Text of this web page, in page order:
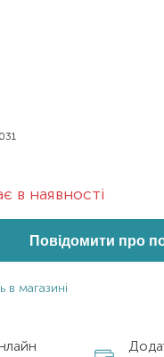
в наявності
Повідомити про
в магазині